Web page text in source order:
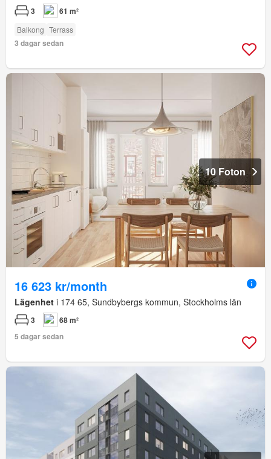
3 61 m²
Balkong Terrass
3 dagar sedan
10 Foton
16 623 kr/month
Lägenhet i 174 65, Sundbybergs kommun, Stockholms län
3
68 m²
5 dagar sedan